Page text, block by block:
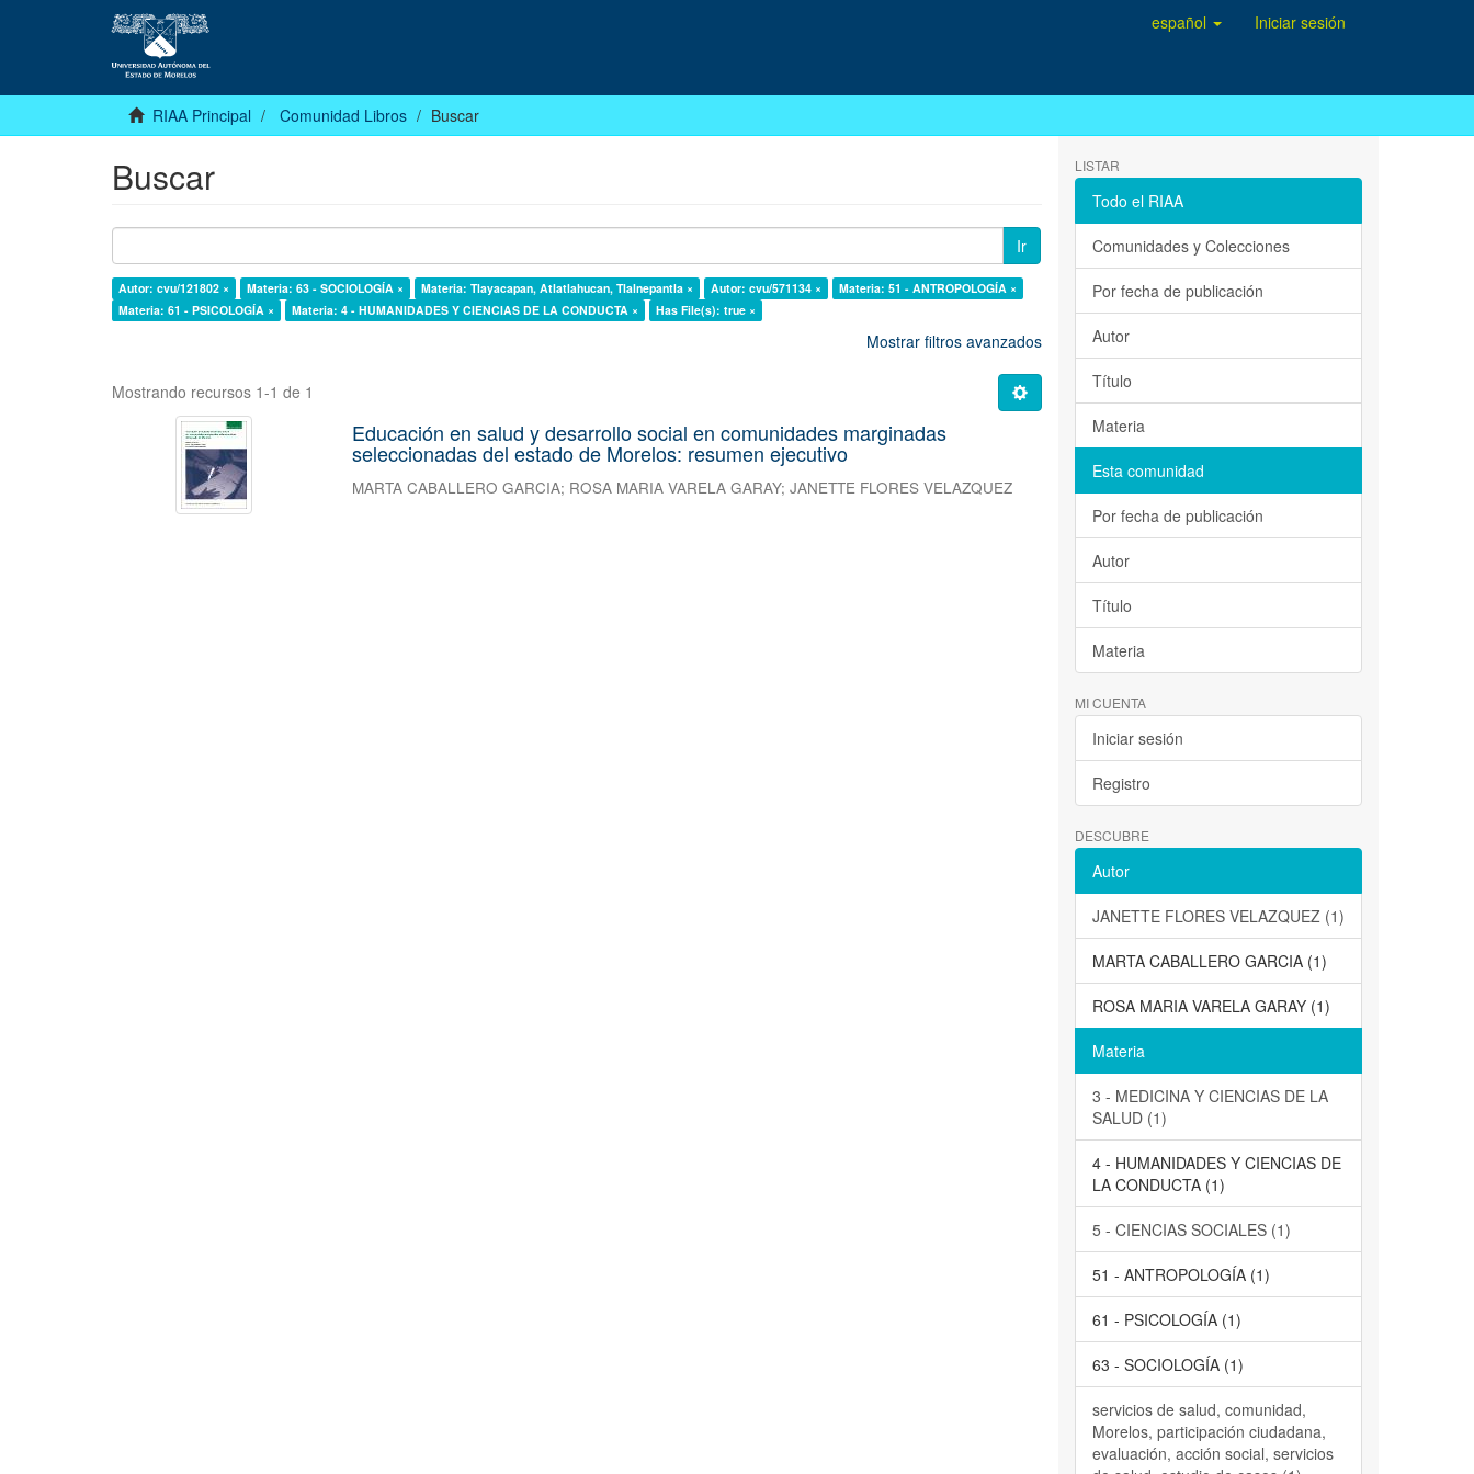
español Iniciar sesión
RIAA Principal Comunidad Libros Buscar
Buscar
Ir
Autor: cvu/121802 × Materia: 63 - SOCIOLOGÍA × Materia: Tlayacapan, Atlatlahucan, Tlalnepantla × Autor: cvu/571134 ×
Materia: 51 - ANTROPOLOGÍA ×
Materia: 61 - PSICOLOGÍA ×
Materia: 4 - HUMANIDADES Y CIENCIAS DE LA CONDUCTA × Has File(s): true ×
Mostrar filtros avanzados
Mostrando recursos 1-1 de 1
Educación en salud y desarrollo social en comunidades marginadas
seleccionadas del estado de Morelos: resumen ejecutivo
MARTA CABALLERO GARCIA; ROSA MARIA VARELA GARAY;JANETTE FLORES VELAZQUEZ
LISTAR
Todo el RIAA
Comunidades y Colecciones
Por fecha de publicación
Autor
Título
Materia
Esta comunidad
Por fecha de publicación
Autor
Título
Materia
MI CUENTA
Iniciar sesión
Registro
DESCUBRE
Autor
JANETTE FLORES VELAZQUEZ (1)
MARTA CABALLERO GARCIA (1)
ROSA MARIA VARELA GARAY (1)
Materia
3 - MEDICINA Y CIENCIAS DE LA
SALUD (1)
4 - HUMANIDADES Y CIENCIAS DE
LA CONDUCTA (1)
5 - CIENCIAS SOCIALES (1)
51 - ANTROPOLOGÍA (1)
61 - PSICOLOGÍA (1)
63 - SOCIOLOGÍA (1)
servicios de salud, comunidad,
Morelos, participación ciudadana,
evaluación, acción social, servicios